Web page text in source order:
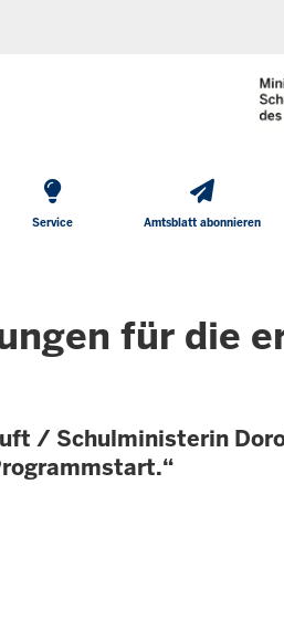
Service Amtsblatt abonnieren
für die
/ Schulministerin